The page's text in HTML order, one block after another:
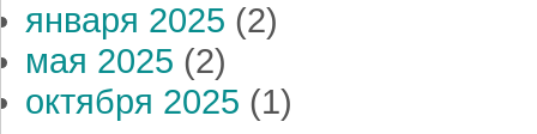
января 2025 (2)
мая 2025 (2)
октября 2025 (1)